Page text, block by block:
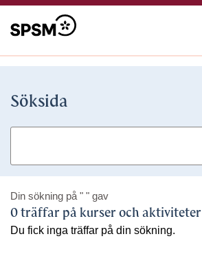
Söksida
Din sökning på " " gav
0 träffar på kurser och aktiviteter
Du fick inga träffar på din sökning.